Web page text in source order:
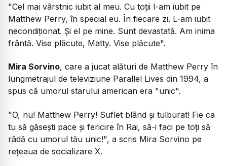
"Cel mai vârstnic iubit al meu. Cu toţii l-am iubit pe
Matthew Perry, în special eu. În fiecare zi. L-am iubit
necondiţionat. Şi el pe mine. Sunt devastată. Am inima
frântă. Vise plăcute, Matty. Vise plăcute".
Mira Sorvino, care a jucat alături de Matthew Perry în
lungmetrajul de televiziune Parallel Lives din 1994, a
spus că umorul starului american era "unic".
"O, nu! Matthew Perry! Suflet blând şi tulburat! Fie ca
tu să găseşti pace şi fericire în Rai, să-i faci pe toţi să
râdă cu umorul tău unic!", a scris Mira Sorvino pe
reţeaua de socializare X.